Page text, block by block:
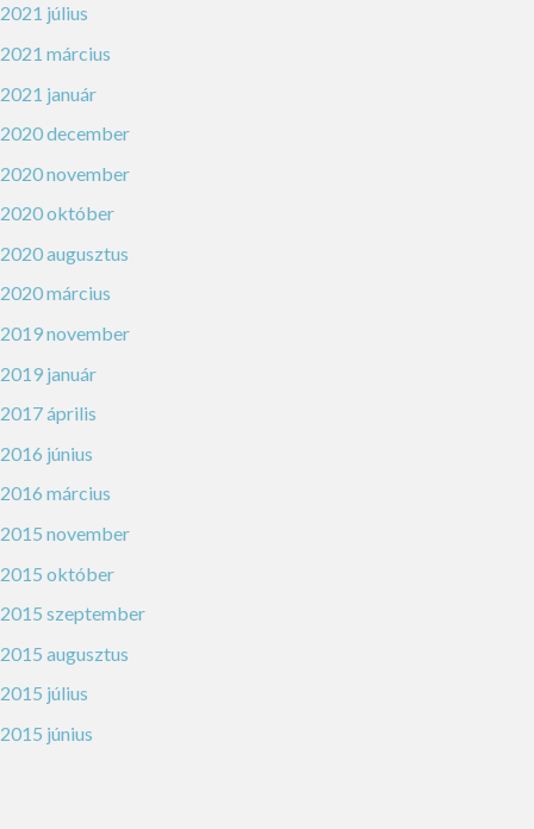
2021 július
2021 március
2021 január
2020 december
2020 november
2020 október
2020 augusztus
2020 március
2019 november
2019 január
2017 április
2016 június
2016 március
2015 november
2015 október
2015 szeptember
2015 augusztus
2015 július
2015 június